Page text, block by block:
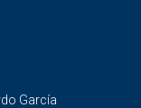
García